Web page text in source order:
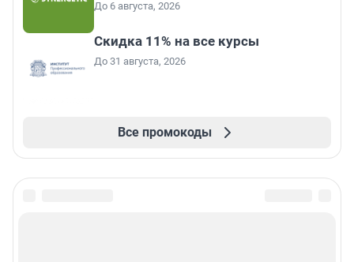
До 6 августа, 2026
Скидка 11% на все курсы
До 31 августа, 2026
Все промокоды